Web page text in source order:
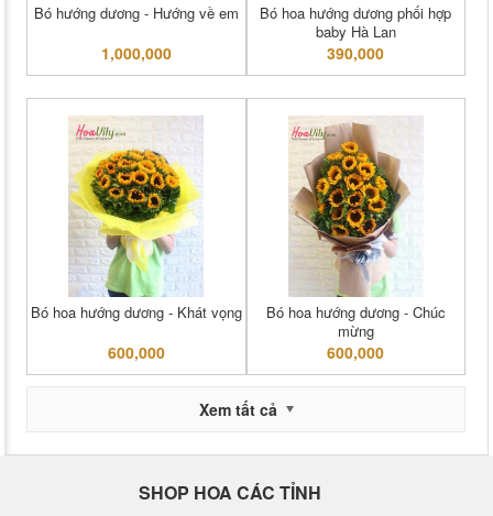
Bó hướng dương - Hướng về em
1,000,000
Bó hoa hướng dương phối hợp
baby Hà Lan
390,000
Bó hoa hướng dương - Khát vọng
600,000
Bó hoa hướng dương - Chúc
mừng
600,000
Xem tất cả
SHOP HOA CÁC TỈNH